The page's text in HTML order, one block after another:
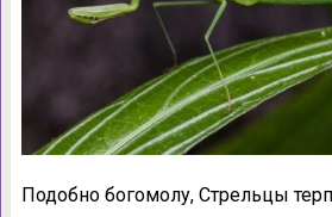
Подобно богомолу, Стрельцы